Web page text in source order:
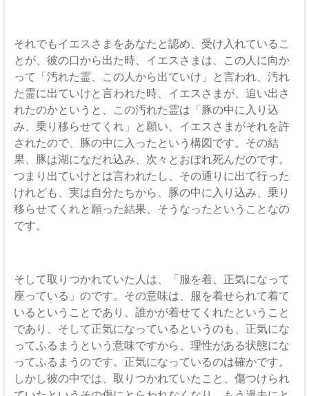
それでもイエスさまをあなたと認め、受け入れているこ
とが、彼の口から出た時、イエスさまは、この人に向か
って「汚れた霊、この人から出ていけ」と言われ、汚れ
た霊に出ていけと言われた時、イエスさまが、追い出さ
れたのかというと、この汚れた霊は「豚の中に入り込
み、乗り移らせてくれ」と願い、イエスさまがそれを許
されたので、豚の中に入ったという構図です。その結
果、豚は湖になだれ込み、次々とおぼれ死んだのです。
つまり出ていけとは言われたし、その通りに出て行った
けれども、実は自分たちから、豚の中に入り込み、乗り
移らせてくれと願った結果、そうなったということなの
です。
そして取りつかれていた人は、「服を着、正気になって
座っている」のです。その意味は、服を着せられて着て
いるということであり、誰かが着せてくれたということ
であり、そして正気になっているというのも、正気にな
ってふるまうという意味ですから、理性がある状態にな
ってふるまうのです。正気になっているのは確かです。
しかし彼の中では、取りつかれていたこと、傷つけられ